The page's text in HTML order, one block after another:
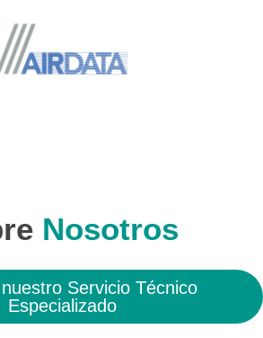
Nosotros
Servicio Técnico
Especializado